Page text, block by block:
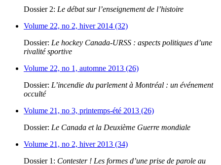
Dossier 2: Le débat sur l’enseignement de l’histoire
Volume 22, no 2, hiver 2014 (32)
Dossier: Le hockey Canada-URSS : aspects politiques d’une
rivalité sportive
Volume 22, no 1, automne 2013 (26)
Dossier: L’incendie du parlement à Montréal : un événement
occulté
Volume 21, no 3, printemps-été 2013 (26)
Dossier: Le Canada et la Deuxième Guerre mondiale
Volume 21, no 2, hiver 2013 (34)
Dossier 1: Contester ! Les formes d’une prise de parole au